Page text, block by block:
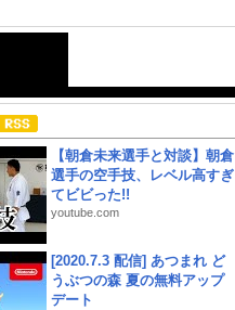
【朝倉未来選手と対談】朝倉
選手の空手技、レベル高すぎ
てビビった!!
youtube.com
[2020.7.3 配信] あつまれ ど
うぶつの森 夏の無料アップ
デート